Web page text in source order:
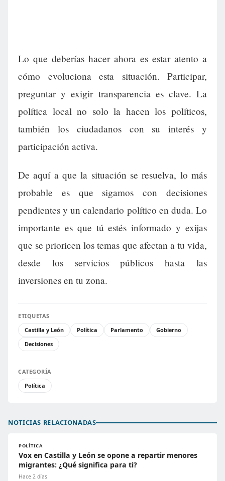
Lo que deberías hacer ahora es estar atento a
cómo evoluciona esta situación. Participar,
preguntar y exigir transparencia es clave. La
política local no solo la hacen los políticos,
también los ciudadanos con su interés y
participación activa.
De aquí a que la situación se resuelva, lo más
probable es que sigamos con decisiones
pendientes y un calendario político en duda. Lo
importante es que tú estés informado y exijas
que se prioricen los temas que afectan a tu vida,
desde los servicios públicos hasta las
inversiones en tu zona.
ETIQUETAS
Castilla y León
Política Parlamento
Gobierno
Decisiones
CATEGORÍA
Política
NOTICIAS RELACIONADAS
POLÍTICA
Vox en Castilla y León se opone a repartir menores
migrantes: ¿Qué significa para ti?
Hace 2 días